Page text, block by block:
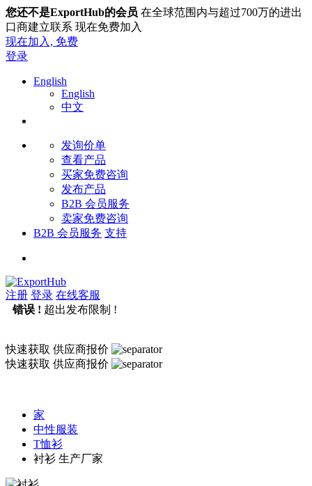
您还不是ExportHub的会员 在全球范围内与超过700万的进出
口商建立联系 现在免费加入
现在加入, 免费
登录
English
English
中文
发询价单
查看产品
买家免费咨询
发布产品
B2B 会员服务
卖家免费咨询
B2B 会员服务 支持
注册 登录 在线客服
错误 ! 超出发布限制 !
快速获取 供应商报价
快速获取 供应商报价
家
中性服装
T恤衫
衬衫 生产厂家